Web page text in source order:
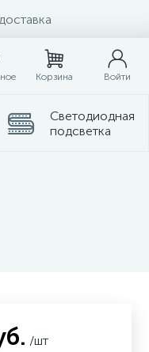
Корзина Войти
Светодиодная
подсветка
/шт